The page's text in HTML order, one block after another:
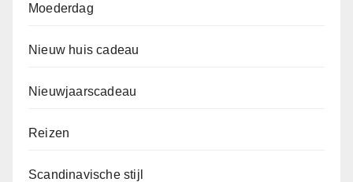
Moederdag
Nieuw huis cadeau
Nieuwjaarscadeau
Reizen
Scandinavische stijl